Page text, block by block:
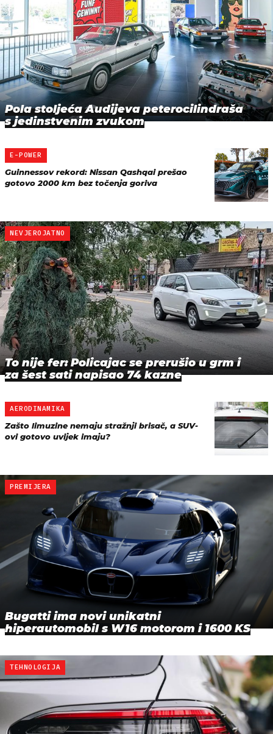
Pola stoljeća Audijeva peterocilindraša
s jedinstvenim zvukom
E-POWER
Guinnessov rekord: Nissan Qashqai prešao
gotovo 2000 km bez točenja goriva
NEVJEROJATNO
To nije fer: Policajac se prerušio u grm i
za šest sati napisao 74 kazne
AERODINAMIKA
Zašto limuzine nemaju stražnji brisač, a SUV-
ovi gotovo uvijek imaju?
PREMIJERA
Bugatti ima novi unikatni
hiperautomobil s W16 motorom i 1600 KS
TEHNOLOGIJA